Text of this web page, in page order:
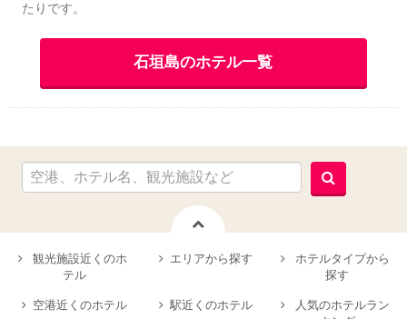
たりです。
石垣島のホテル一覧
観光施設近くのホ
テル
エリアから探す
ホテルタイプから
探す
空港近くのホテル 駅近くのホテル
人気のホテルラン